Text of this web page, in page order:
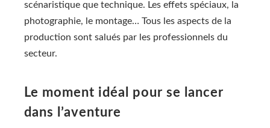
scénaristique que technique. Les effets spéciaux, la
photographie, le montage… Tous les aspects de la
production sont salués par les professionnels du
secteur.
Le moment idéal pour se lancer
dans l’aventure